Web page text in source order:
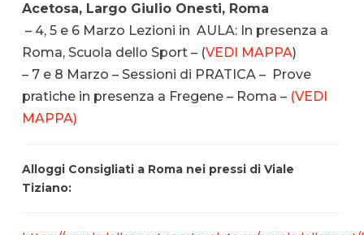
Acetosa, Largo Giulio Onesti, Roma
– 4, 5 e 6 Marzo Lezioni in AULA: In presenza a
Roma, Scuola dello Sport – (VEDI MAPPA)
– 7 e 8 Marzo – Sessioni di PRATICA – Prove
pratiche in presenza a Fregene – Roma – (VEDI
MAPPA)
Alloggi Consigliati a Roma nei pressi di Viale
Tiziano: